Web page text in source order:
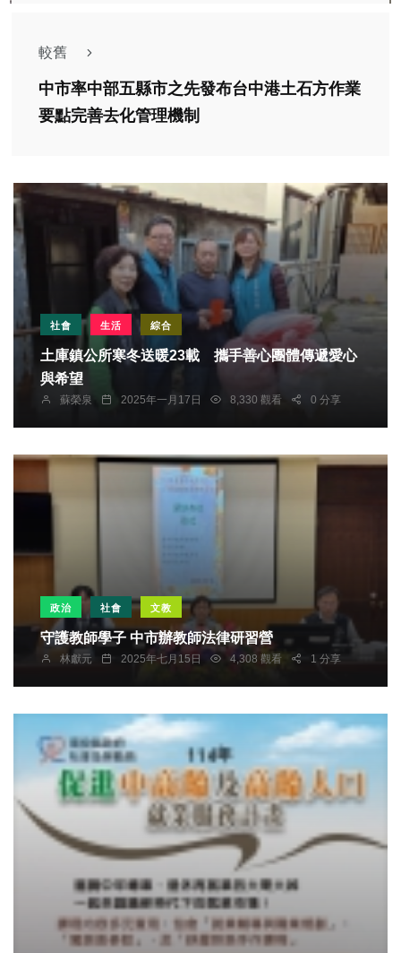
較舊
中市率中部五縣市之先發布台中港土石方作業
要點完善去化管理機制
社會 生活 綜合
土庫鎮公所寒冬送暖23載 攜手善心團體傳遞愛心
與希望
蘇榮泉 2025年一月17日 8,330 觀看 0 分享
政治 社會 文教
守護教師學子 中市辦教師法律研習營
林獻元 2025年七月15日 4,308 觀看 1 分享